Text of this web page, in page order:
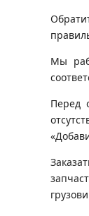
Мы
Перед